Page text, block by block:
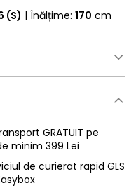
(S) | Înălțime: 170 cm
GRATUIT pe
minim 399 Lei
de curierat rapid GLS